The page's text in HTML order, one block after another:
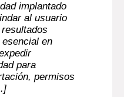
implantado
al usuario
en
para
permisos